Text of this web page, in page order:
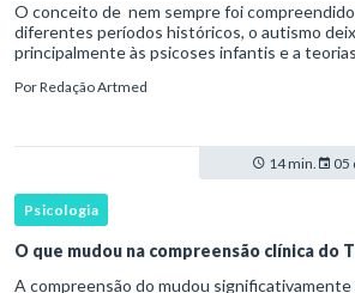
O conceito de nem sempre foi compreendido
diferentes períodos históricos, o autismo
principalmente às psicoses infantis e a
transtorno do des
PorRedação Artmed
14 min. 05
Psicologia
O que mudou na compreensão clínica do
A compreensão do mudou significativamente ao longo das últimas